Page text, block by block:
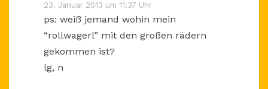
23. Januar 2013 um 11:37 Uhr
ps: weiß jemand wohin mein
“rollwagerl” mit den großen rädern
gekommen ist?
lg, n